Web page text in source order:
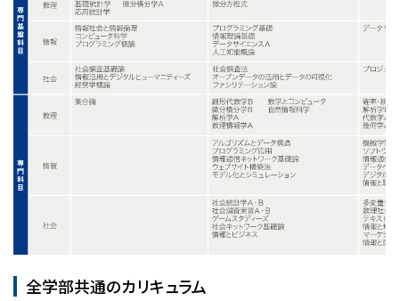
全学部共通のカリキュラム